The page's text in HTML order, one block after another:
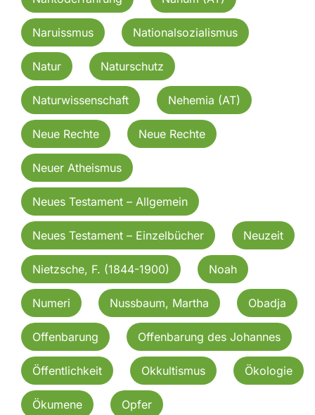
Naruissmus Nationalsozialismus
Natur Naturschutz
Naturwissenschaft Nehemia (AT)
Neue Rechte Neue Rechte
Neuer Atheismus
Neues Testament – Allgemein
Neues Testament – Einzelbücher Neuzeit
Nietzsche, F. (1844-1900) Noah
Numeri Nussbaum, Martha Obadja
Offenbarung Offenbarung des Johannes
Öffentlichkeit Okkultismus Ökologie
Ökumene Opfer